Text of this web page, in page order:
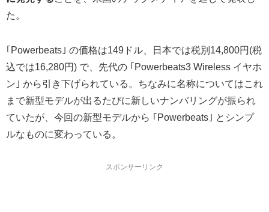
た。
｢Powerbeats｣ の価格は149ドル、日本では税別14,800円(税
込では16,280円) で、先代の ｢Powerbeats3 Wireless イヤホ
ン｣ から引き下げられている。ちなみに名称についてはこれ
まで新型モデルが出るたびに新しいナンバリングが振られ
ていたが、今回の新型モデルから ｢Powerbeats｣ とシンプ
ルなものに変わっている。
スポンサーリンク